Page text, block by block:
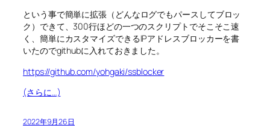
という事で簡単に拡張（どんなログでもパースしてブロッ
ク）できて、300行ほどの一つのスクリプトでそこそこ速
く、簡単にカスタマイズできるIPアドレスブロッカーを書
いたのでgithubに入れておきました。
https://github.com/yohgaki/ssblocker
(さらに…)
2022年9月26日